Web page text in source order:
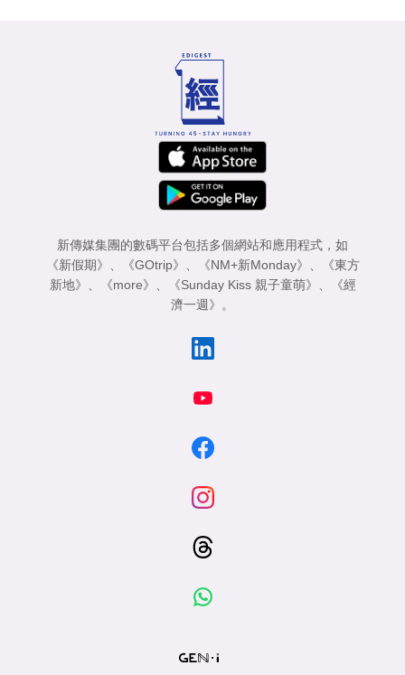
新傳媒集團的數碼平台包括多個網站和應用程式，如
《新假期》
《GOtrip》 《NM+新Monday》
《東方
新地》
《more》 《Sunday Kiss 親子童萌》
《經
濟一週》
。